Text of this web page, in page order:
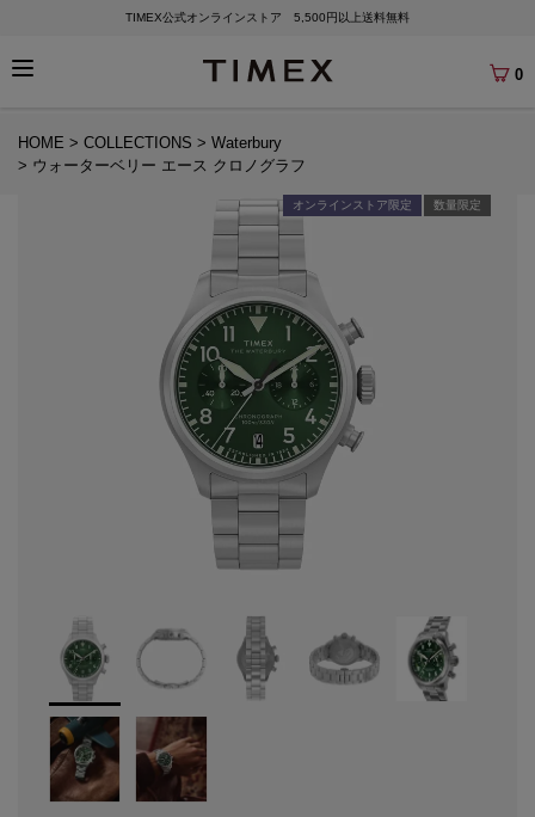
TIMEX公式オンラインストア 5,500円以上送料無料
0
HOME COLLECTIONS
Waterbury
ウォーターベリー エース クロノグラフ
オンラインストア限定 数量限定